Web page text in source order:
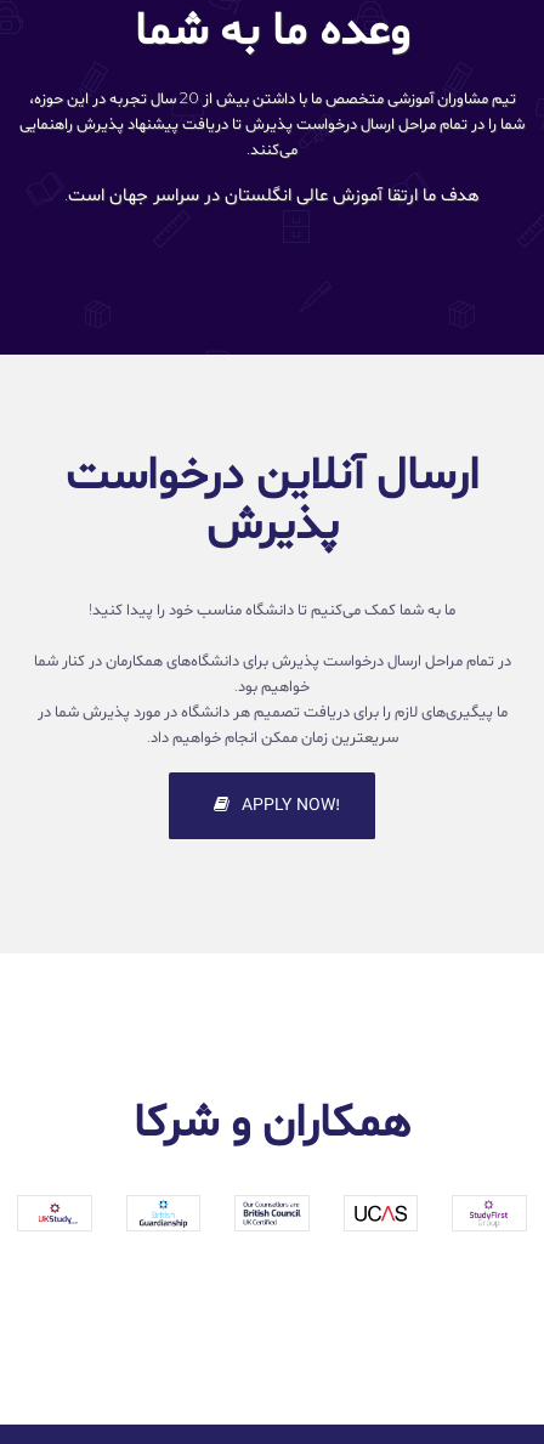
وعده ما به شما
تیم مشاوران آموزشی متخصص ما با داشتن بیش از 20 سال تجربه در این حوزه،
شما را در تمام مراحل ارسال درخواست پذیرش تا دریافت پیشنهاد پذیرش راهنمایی
می‌کنند.
هدف ما ارتقا آموزش عالی انگلستان در سراسر جهان است.
ارسال آنلاین درخواست
پذیرش
ما به شما کمک می‌کنیم تا دانشگاه مناسب خود را پیدا کنید!
در تمام مراحل ارسال درخواست پذیرش برای دانشگاه‌های همکارمان در کنار شما
خواهیم بود.
ما پیگیری‌های لازم را برای دریافت تصمیم هر دانشگاه در مورد پذیرش شما در
سریعترین زمان ممکن انجام خواهیم داد.
!APPLY NOW
همکاران و شرکا